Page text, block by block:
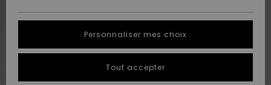
A
Découvrir
A
Découvrir
tailles
QUIKSILVER
Personnaliser mes choix
Tout accepter